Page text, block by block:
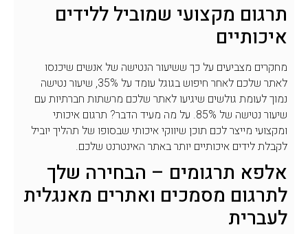
תרגום מקצועי שמוביל ללידים
איכותיים
מחקרים מצביעים על כך ששיעור הנטישה של אנשים שיכנסו
לאתר שלכם לאחר חיפוש בגוגל עומד על 35%, שיעור נטישה
נמוך לעומת גולשים שיגיעו לאתר שלכם מרשתות חברתיות עם
שיעור נטישה של 85%. על מה מעיד הדבר? תרגום איכותי
ומקצועי מייצר לכם תוכן שיווקי איכותי שבסופו של תהליך יוביל
לקבלת לידים איכותיים יותר באתר האינטרנט שלכם.
אלפא תרגומים – הבחירה שלך
לתרגום מסמכים ואתרים מאנגלית
לעברית